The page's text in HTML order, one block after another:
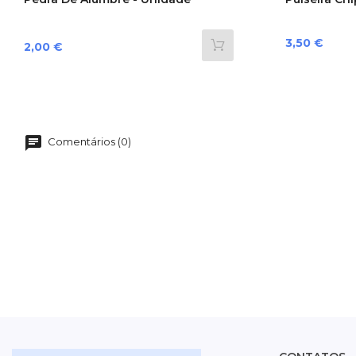
Preço
2,00 € Preço
3,50 €
Comentários (0)